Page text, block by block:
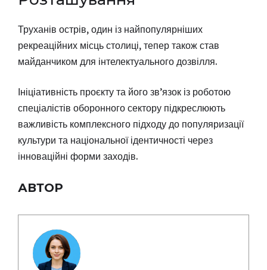
Труханів острів, один із найпопулярніших
рекреаційних місць столиці, тепер також став
майданчиком для інтелектуального дозвілля.
Ініціативність проєкту та його зв’язок із роботою
спеціалістів оборонного сектору підкреслюють
важливість комплексного підходу до популяризації
культури та національної ідентичності через
інноваційні форми заходів.
АВТОР